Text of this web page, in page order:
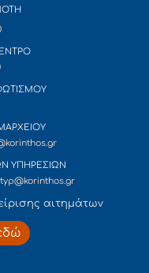
ΥΠΗΡΕΣΙΩΝ
αιτημάτων